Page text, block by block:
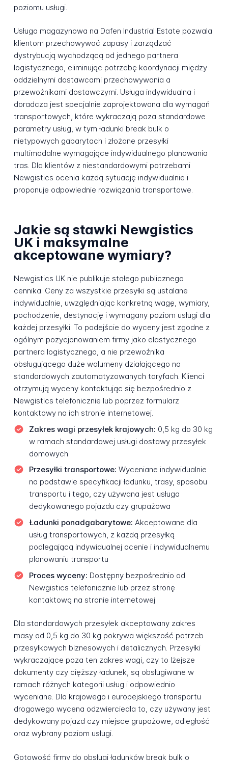
poziomu usługi.
Usługa magazynowa na Dafen Industrial Estate pozwala
klientom przechowywać zapasy i zarządzać
dystrybucją wychodzącą od jednego partnera
logistycznego, eliminując potrzebę koordynacji między
oddzielnymi dostawcami przechowywania a
przewoźnikami dostawczymi. Usługa indywidualna i
doradcza jest specjalnie zaprojektowana dla wymagań
transportowych, które wykraczają poza standardowe
parametry usług, w tym ładunki break bulk o
nietypowych gabarytach i złożone przesyłki
multimodalne wymagające indywidualnego planowania
tras. Dla klientów z niestandardowymi potrzebami
Newgistics ocenia każdą sytuację indywidualnie i
proponuje odpowiednie rozwiązania transportowe.
Jakie są stawki Newgistics
UK i maksymalne
akceptowane wymiary?
Newgistics UK nie publikuje stałego publicznego
cennika. Ceny za wszystkie przesyłki są ustalane
indywidualnie, uwzględniając konkretną wagę, wymiary,
pochodzenie, destynację i wymagany poziom usługi dla
każdej przesyłki. To podejście do wyceny jest zgodne z
ogólnym pozycjonowaniem firmy jako elastycznego
partnera logistycznego, a nie przewoźnika
obsługującego duże wolumeny działającego na
standardowych zautomatyzowanych taryfach. Klienci
otrzymują wyceny kontaktując się bezpośrednio z
Newgistics telefonicznie lub poprzez formularz
kontaktowy na ich stronie internetowej.
Zakres wagi przesyłek krajowych: 0,5 kg do 30 kg
w ramach standardowej usługi dostawy przesyłek
domowych
Przesyłki transportowe: Wyceniane indywidualnie
na podstawie specyfikacji ładunku, trasy, sposobu
transportu i tego, czy używana jest usługa
dedykowanego pojazdu czy grupażowa
Ładunki ponadgabarytowe: Akceptowane dla
usług transportowych, z każdą przesyłką
podlegającą indywidualnej ocenie i indywidualnemu
planowaniu transportu
Proces wyceny: Dostępny bezpośrednio od
Newgistics telefonicznie lub przez stronę
kontaktową na stronie internetowej
Dla standardowych przesyłek akceptowany zakres
masy od 0,5 kg do 30 kg pokrywa większość potrzeb
przesyłkowych biznesowych i detalicznych. Przesyłki
wykraczające poza ten zakres wagi, czy to lżejsze
dokumenty czy cięższy ładunek, są obsługiwane w
ramach różnych kategorii usług i odpowiednio
wyceniane. Dla krajowego i europejskiego transportu
drogowego wycena odzwierciedla to, czy używany jest
dedykowany pojazd czy miejsce grupażowe, odległość
oraz wybrany poziom usługi.
Gotowość firmy do obsługi ładunków break bulk o